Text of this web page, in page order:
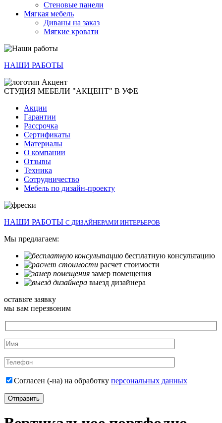
Стеновые панели
Мягкая мебель
Диваны на заказ
Мягкие кровати
НАШИ РАБОТЫ
СТУДИЯ МЕБЕЛИ "АКЦЕНТ" В УФЕ
Акции
Гарантии
Рассрочка
Сертификаты
Материалы
О компании
Отзывы
Техника
Сотрудничество
Мебель по дизайн-проекту
НАШИ РАБОТЫ С ДИЗАЙНЕРАМИ ИНТЕРЬЕРОВ
Мы предлагаем:
бесплатную консультацию
расчет стоимости
замер помещения
выезд дизайнера
оставьте заявку
мы вам перезвоним
Согласен (-на) на обработку персональных данных